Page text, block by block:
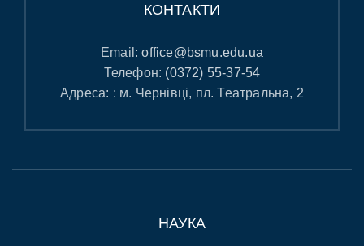
КОНТАКТИ
Email:office@bsmu.edu.ua
Телефон: (0372) 55-37-54
Адреса: : м. Чернівці, пл. Театральна, 2
НАУКА